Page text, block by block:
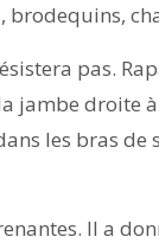
brodequins,
pas.
jambe droite
les bras
Il a